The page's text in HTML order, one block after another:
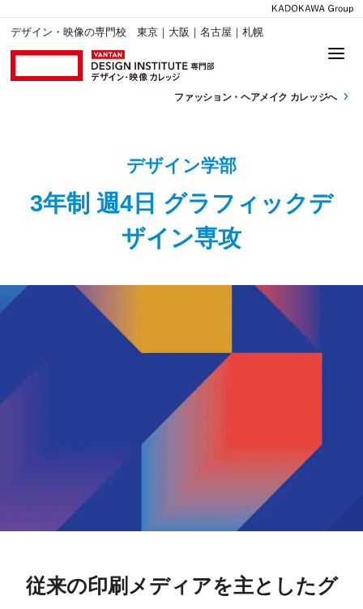
デザイン・映像の専門校 東京｜大阪｜名古屋｜札幌
ファッション・ ヘアメイク カレッジへ
デザイン学部
3年制 週4日 グラフィックデ
ザイン専攻
従来の印刷メディアを主としたグ